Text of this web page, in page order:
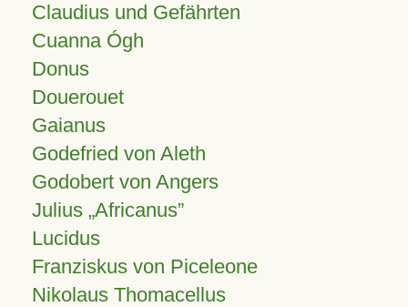
Claudius und Gefährten
Cuanna Ógh
Donus
Douerouet
Gaianus
Godefried von Aleth
Godobert von Angers
Julius Africanus
Lucidus
Franziskus von Piceleone
Nikolaus Thomacellus